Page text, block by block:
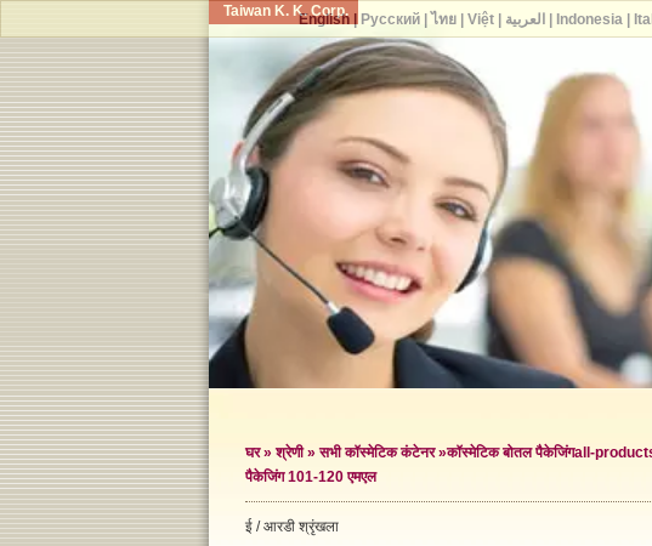
Taiwan K. K. Corp.
घर»श्रेणी»सभी कॉस्मेटिक कंटेनर»कॉस्मेटिक बोतल पैकेजिंगall-
पैकेजिंग 101-120 एमएल
ई / आरडी श्रृंखला
English| Русский| ไทย| Việt| العربية Indonesia|